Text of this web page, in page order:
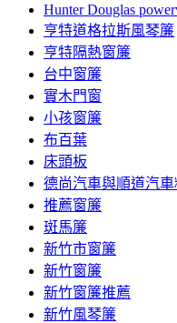
內
容
Hunter Douglas
亨特道格拉斯風琴簾
亨特隔熱窗簾
台中窗簾
實木門窗
小孩窗簾
布百葉
床頭板
德尚汽車與順道汽
推薦窗簾
斑馬簾
新竹市窗簾
新竹窗簾
新竹窗簾推薦
新竹風琴簾